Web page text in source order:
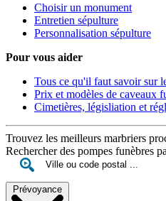
Choisir un monument
Entretien sépulture
Personnalisation sépulture
Pour vous aider
Tous ce qu'il faut savoir sur
Prix et modèles de caveaux
Cimetières, législiation et
Trouvez les meilleurs marbriers
Rechercher des pompes funèbres
Prévoyance